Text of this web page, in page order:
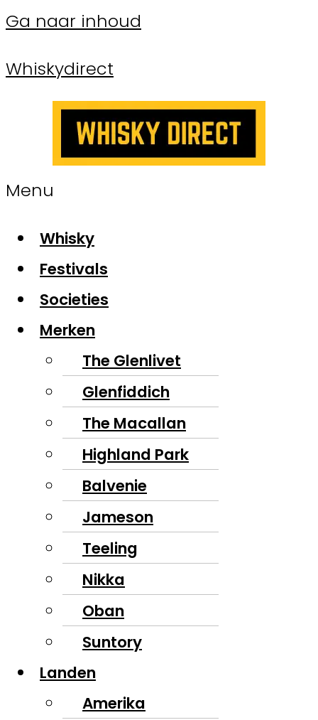
Ga naar inhoud
Whiskydirect
Menu
Whisky
Festivals
Societies
Merken
The Glenlivet
Glenfiddich
The Macallan
Highland Park
Balvenie
Jameson
Teeling
Nikka
Oban
Suntory
Landen
Amerika